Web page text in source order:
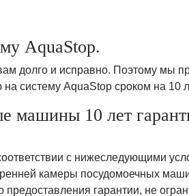
AquaStop.
долго и исправно. Поэтому мы
систему AquaStop сроком на 10
машины 10 лет
с нижеследующими
камеры посудомоечных
гарантии, не